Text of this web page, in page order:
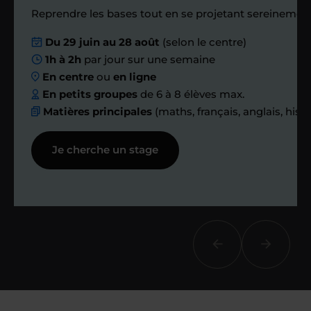
Nous planifions
ensemble des
échanges réguliers
Afin de suivre le travail et les progrès
réalisés, votre enseignant et moi-
même vous proposons des points et
Reprendre les bases tout en se projetant
Du 29 juin au 28 août (selon le centre)
1h à 2h par jour sur une semaine
En centre ouen ligne
En petits groupes de 6 à 8 élèves max.
Matières principales (maths, français, anglais,
Je cherche un stage